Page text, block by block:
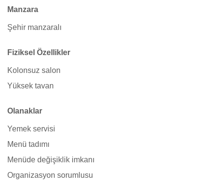
Manzara
Şehir manzaralı
Fiziksel Özellikler
Kolonsuz salon
Yüksek tavan
Olanaklar
Yemek servisi
Menü tadımı
Menüde değişiklik imkanı
Organizasyon sorumlusu